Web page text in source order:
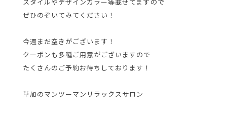
ぜひのぞいてみてください！
今週まだ空きがございます！
クーポンも多種ご用意がございますので
たくさんのご予約お待ちしております！
草加のマンツーマンリラックスサロン